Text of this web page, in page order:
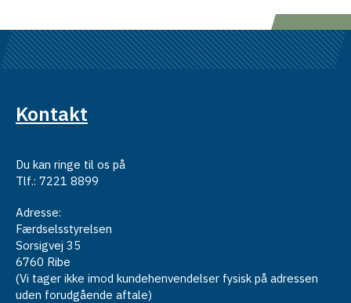
Kontakt
Du kan ringe til os på
Tlf.: 7221 8899
Adresse:
Færdselsstyrelsen
Sorsigvej 35
6760 Ribe
(Vi tager ikke imod kundehenvendelser fysisk på adressen
uden forudgående aftale)